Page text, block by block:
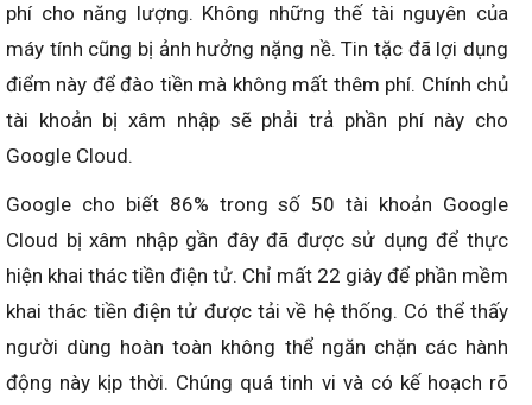
phí cho năng lượng. Không những thế tài nguyên của
máy tính cũng bị ảnh hưởng nặng nề. Tin tặc đã lợi dụng
điểm này để đào tiền mà không mất thêm phí. Chính chủ
tài khoản bị xâm nhập sẽ phải trả phần phí này cho
Google Cloud.
Google cho biết 86% trong số 50 tài khoản Google
Cloud bị xâm nhập gần đây đã được sử dụng để thực
hiện khai thác tiền điện tử. Chỉ mất 22 giây để phần mềm
khai thác tiền điện tử được tải về hệ thống. Có thể thấy
người dùng hoàn toàn không thể ngăn chặn các hành
động này kịp thời. Chúng quá tinh vi và có kế hoạch rõ